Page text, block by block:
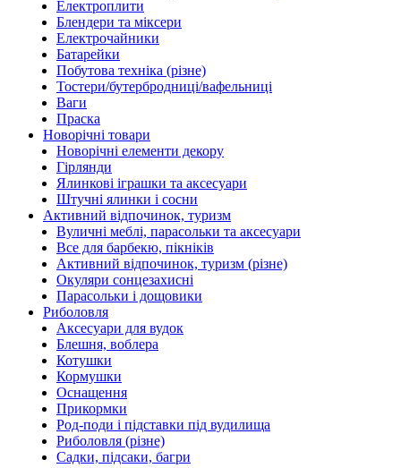
Електроплити
Блендери та міксери
Електрочайники
Батарейки
Побутова техніка (різне)
Тостери/бутербродниці/вафельниці
Ваги
Праска
Новорічні товари
Новорічні елементи декору
Гірлянди
Ялинкові іграшки та аксесуари
Штучні ялинки і сосни
Активний відпочинок, туризм
Вуличні меблі, парасольки та аксесуари
Все для барбекю, пікніків
Активний відпочинок, туризм (різне)
Окуляри сонцезахисні
Парасольки і дощовики
Риболовля
Аксесуари для вудок
Блешня, воблера
Котушки
Кормушки
Оснащення
Прикормки
Род-поди і підставки під вудилища
Риболовля (різне)
Садки, підсаки, багри